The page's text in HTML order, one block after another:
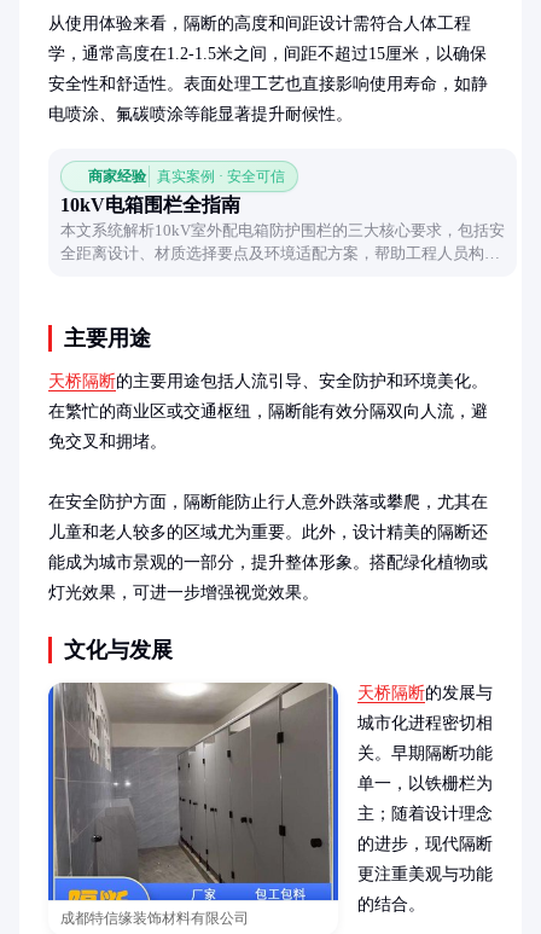
从使用体验来看，隔断的高度和间距设计需符合人体工程
学，通常高度在1.2-1.5米之间，间距不超过15厘米，以确保
安全性和舒适性。表面处理工艺也直接影响使用寿命，如静
电喷涂、氟碳喷涂等能显著提升耐候性。
商家经验 真实案例 · 安全可信
10kV电箱围栏全指南
本文系统解析10kV室外配电箱防护围栏的三大核心要求，包括安
全距离设计、材质选择要点及环境适配方案，帮助工程人员构建
主要用途
天桥隔断的主要用途包括人流引导、安全防护和环境美化。
在繁忙的商业区或交通枢纽，隔断能有效分隔双向人流，避
免交叉和拥堵。
在安全防护方面，隔断能防止行人意外跌落或攀爬，尤其在
儿童和老人较多的区域尤为重要。此外，设计精美的隔断还
能成为城市景观的一部分，提升整体形象。搭配绿化植物或
灯光效果，可进一步增强视觉效果。
文化与发展
成都特信缘装饰材料有限公司
天桥隔断的发展与
城市化进程密切相
关。早期隔断功能
单一，以铁栅栏为
主；随着设计理念
的进步，现代隔断
更注重美观与功能
的结合。